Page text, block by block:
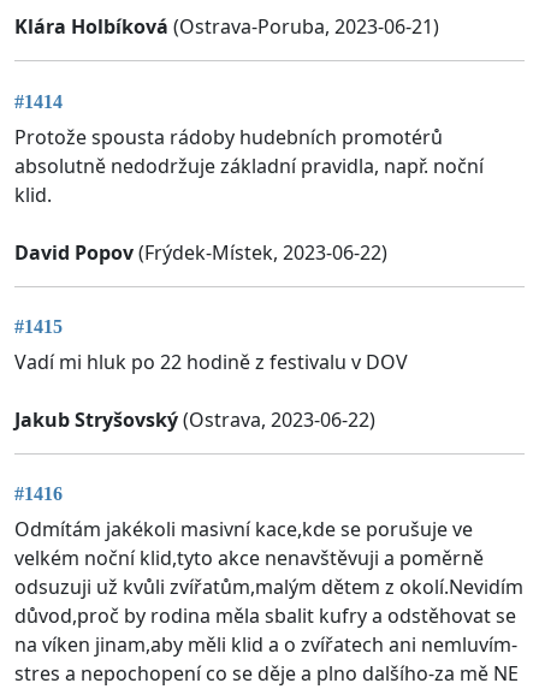
Klára Holbíková (Ostrava-Poruba, 2023-06-21)
#1414
Protože spousta rádoby hudebních promotérů
absolutně nedodržuje základní pravidla, např. noční
klid.
David Popov(Frýdek-Místek, 2023-06-22)
#1415
Vadí mi hluk po 22 hodině z festivalu v DOV
Jakub Stryšovský(Ostrava, 2023-06-22)
#1416
Odmítám jakékoli masivní kace,kde se porušuje ve
velkém noční klid,tyto akce nenavštěvuji a poměrně
odsuzuji už kvůli zvířatům,malým dětem z okolí.Nevidím
důvod,proč by rodina měla sbalit kufry a odstěhovat se
na víken jinam,aby měli klid a o zvířatech ani nemluvím-
stres a nepochopení co se děje a plno dalšího-za mě NE